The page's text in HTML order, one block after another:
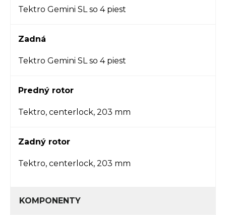
Tektro Gemini SL so 4 piest
Zadná
Tektro Gemini SL so 4 piest
Predný rotor
Tektro, centerlock, 203 mm
Zadný rotor
Tektro, centerlock, 203 mm
KOMPONENTY